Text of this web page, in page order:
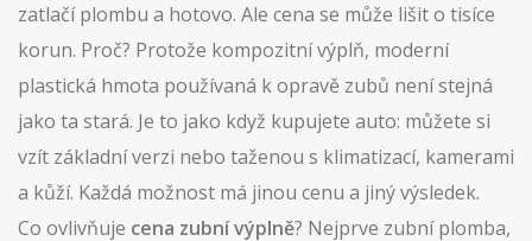
zatlačí plombu a hotovo. Ale cena se může lišit o tisíce
korun. Proč? Protože kompozitní výplň, moderní
plastická hmota používaná k opravě zubů není stejná
jako ta stará. Je to jako když kupujete auto: můžete si
vzít základní verzi nebo taženou s klimatizací, kamerami
a kůží. Každá možnost má jinou cenu a jiný výsledek.
Co ovlivňuje cena zubní výplně? Nejprve zubní plomba,